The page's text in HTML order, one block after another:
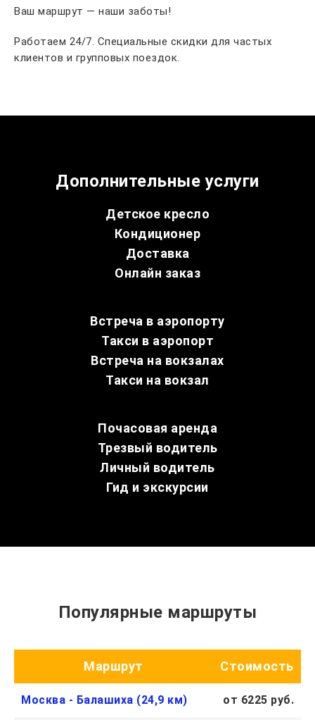
Ваш маршрут — наши заботы!
Работаем 24/7. Специальные скидки для частых
клиентов и групповых поездок.
Дополнительные услуги
Детское кресло
Кондиционер
Доставка
Онлайн заказ
Встреча в аэропорту
Такси в аэропорт
Встреча на вокзалах
Такси на вокзал
Почасовая аренда
Трезвый водитель
Личный водитель
Гид и экскурсии
Популярные маршруты
Маршрут Стоимость
Москва - Балашиха (24,9 км) от 6225 руб.